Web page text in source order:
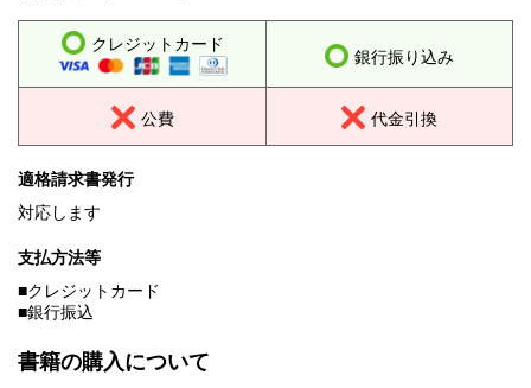
クレジットカード
銀行振り込み
公費 代金引換
適格請求書発行
対応します
支払方法等
■クレジットカード
■銀行振込
書籍の購入について